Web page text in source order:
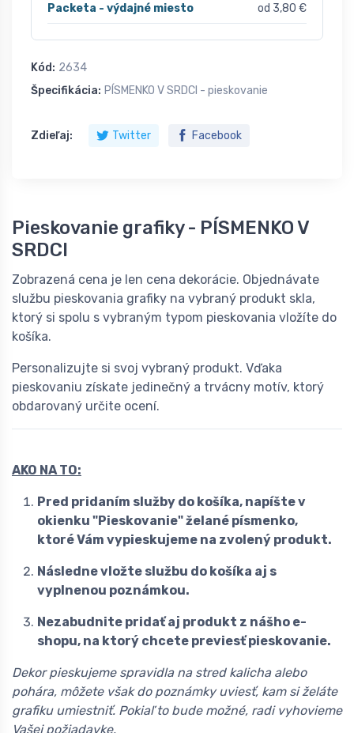
Packeta - výdajné miesto od 3,80 €
Kód: 2634
Špecifikácia: PÍSMENKO V SRDCI - pieskovanie
Zdieľaj: Twitter Facebook
Pieskovanie grafiky - PÍSMENKO V
SRDCI
Zobrazená cena je len cena dekorácie. Objednávate
službu pieskovania grafiky na vybraný produkt skla,
ktorý si spolu s vybraným typom pieskovania vložíte do
košíka.
Personalizujte si svoj vybraný produkt. Vďaka
pieskovaniu získate jedinečný a trvácny motív, ktorý
obdarovaný určite ocení.
AKO NA TO:
Pred pridaním služby do košíka, napíšte v
okienku "Pieskovanie" želané písmenko,
ktoré Vám vypieskujeme na zvolený produkt.
Následne vložte službu do košíka aj s
vyplnenou poznámkou.
Nezabudnite pridať aj produkt z nášho e-
shopu, na ktorý chcete previesť pieskovanie.
Dekor pieskujeme spravidla na stred kalicha alebo
pohára, môžete však do poznámky uviesť, kam si želáte
grafiku umiestniť. Pokiaľ to bude možné, radi vyhovieme
Vašej požiadavke.